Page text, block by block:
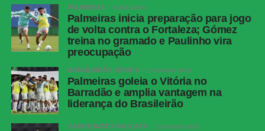
PALMEIRAS 4 dias atrás
Palmeiras inicia preparação para jogo
de volta contra o Fortaleza; Gómez
treina no gramado e Paulinho vira
preocupação
BRASILEIRÃO SÉRIE A 1 semana atrás
Palmeiras goleia o Vitória no
Barradão e amplia vantagem na
liderança do Brasileirão
CAMPEONATO PAULISTA 1 semana atrás